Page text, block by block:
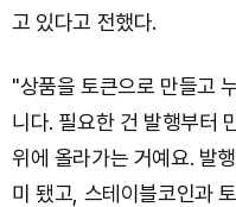
고 있다고 전했다.
"상품을 토큰으로 만들고
니다. 필요한 건 발행부터
위에 올라가는 거예요. 발
미 됐고, 스테이블코인과